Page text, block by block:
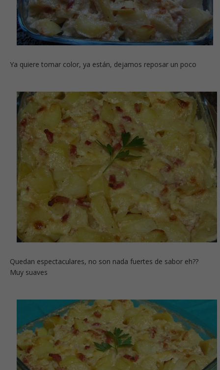
Ya quiere tomar color, ya están, dejamos reposar un poco
Quedan espectaculares, no son nada fuertes de sabor eh??
Muy suaves